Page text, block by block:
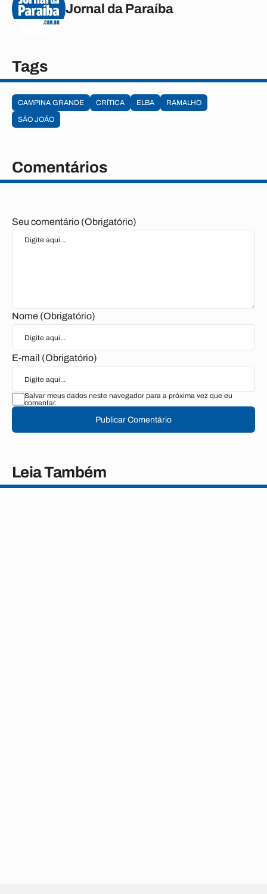
Jornal da Paraíba
Tags
CAMPINA GRANDE CRÍTICA ELBA
RAMALHO
SÃO JOÃO
Comentários
Seu comentário (Obrigatório)
Nome (Obrigatório)
E-mail (Obrigatório)
Salvar meus dados neste navegador para a próxima vez que eu
comentar.
Publicar Comentário
Leia Também